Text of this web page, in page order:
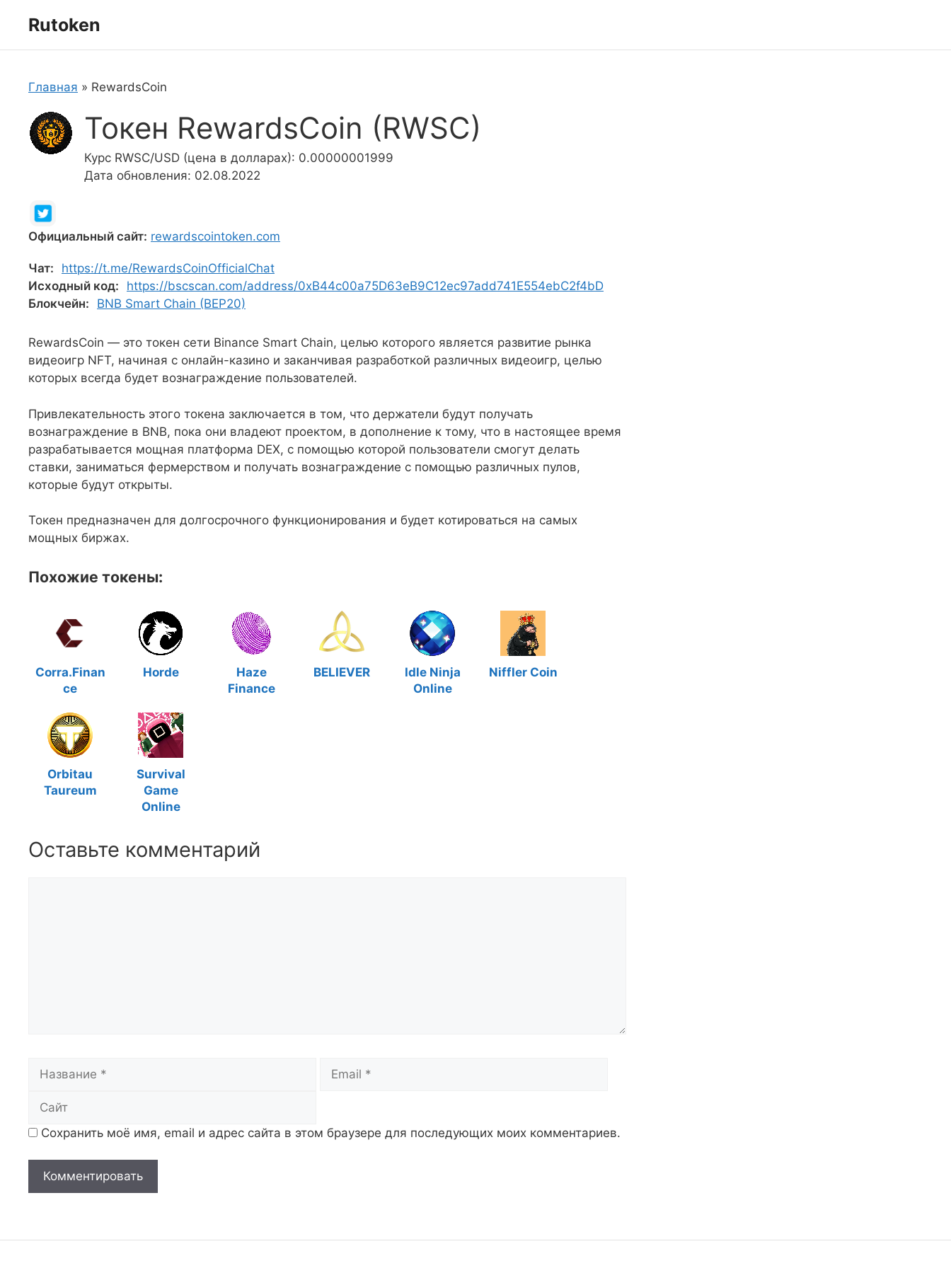
Rutoken
Главная » RewardsCoin
Токен RewardsCoin (RWSC)
Курс RWSC/USD (цена в долларах): 0.00000001999
Дата обновления: 02.08.2022
Официальный сайт: rewardscointoken.com
Чат:
https://t.me/RewardsCoinOfficialChat
Исходный код:
https://bscscan.com/address/0xB44c00a75D63eB9C12ec97add741E554ebC2f4bD
Блокчейн:
BNB Smart Chain (BEP20)
RewardsCoin — это токен сети Binance Smart Chain, целью которого является развитие рынка
видеоигр NFT, начиная с онлайн-казино и заканчивая разработкой различных видеоигр, целью
которых всегда будет вознаграждение пользователей.
Привлекательность этого токена заключается в том, что держатели будут получать
вознаграждение в BNB, пока они владеют проектом, в дополнение к тому, что в настоящее время
разрабатывается мощная платформа DEX, с помощью которой пользователи смогут делать
ставки, заниматься фермерством и получать вознаграждение с помощью различных пулов,
которые будут открыты.
Токен предназначен для долгосрочного функционирования и будет котироваться на самых
мощных биржах.
Похожие токены:
Corra.Finan
ce
Horde
Haze
Finance
BELIEVER
Idle Ninja
Online
Niffler Coin
Orbitau
Taureum
Survival
Game
Online
Оставьте комментарий
Сохранить моё имя, email и адрес сайта в этом браузере для последующих моих комментариев.